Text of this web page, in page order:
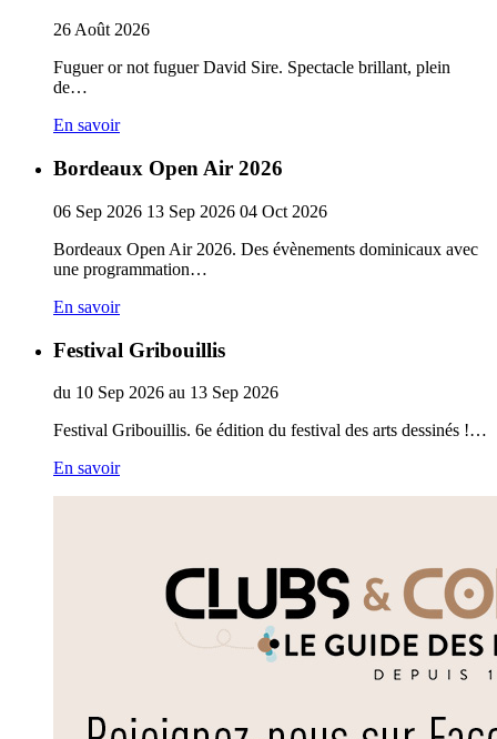
26Août 2026
Fuguer or not fuguer David Sire. Spectacle brillant, plein
de…
En savoir
Bordeaux Open Air 2026
06 Sep 2026 13 Sep 2026 04 Oct 2026
Bordeaux Open Air 2026. Des évènements dominicaux avec
une programmation…
En savoir
Festival Gribouillis
du 10 Sep 2026 au 13 Sep 2026
Festival Gribouillis. 6e édition du festival des arts dessinés !…
En savoir